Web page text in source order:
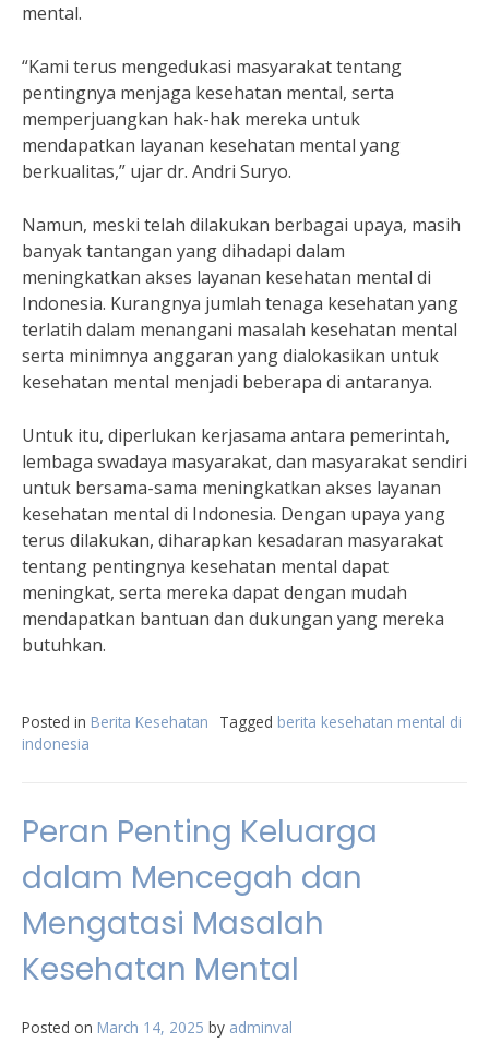
mental.
“Kami terus mengedukasi masyarakat tentang
pentingnya menjaga kesehatan mental, serta
memperjuangkan hak-hak mereka untuk
mendapatkan layanan kesehatan mental yang
berkualitas,” ujar dr. Andri Suryo.
Namun, meski telah dilakukan berbagai upaya, masih
banyak tantangan yang dihadapi dalam
meningkatkan akses layanan kesehatan mental di
Indonesia. Kurangnya jumlah tenaga kesehatan yang
terlatih dalam menangani masalah kesehatan mental
serta minimnya anggaran yang dialokasikan untuk
kesehatan mental menjadi beberapa di antaranya.
Untuk itu, diperlukan kerjasama antara pemerintah,
lembaga swadaya masyarakat, dan masyarakat sendiri
untuk bersama-sama meningkatkan akses layanan
kesehatan mental di Indonesia. Dengan upaya yang
terus dilakukan, diharapkan kesadaran masyarakat
tentang pentingnya kesehatan mental dapat
meningkat, serta mereka dapat dengan mudah
mendapatkan bantuan dan dukungan yang mereka
butuhkan.
Posted in Berita Kesehatan Tagged berita kesehatan mental di
indonesia
Peran Penting Keluarga
dalam Mencegah dan
Mengatasi Masalah
Kesehatan Mental
Posted on March 14, 2025 by adminval